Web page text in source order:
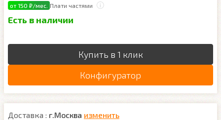
от 150 ₽/мес. Плати частями
Есть в наличии
Купить в 1 клик
Конфигуратор
Доставка : г.Москва изменить